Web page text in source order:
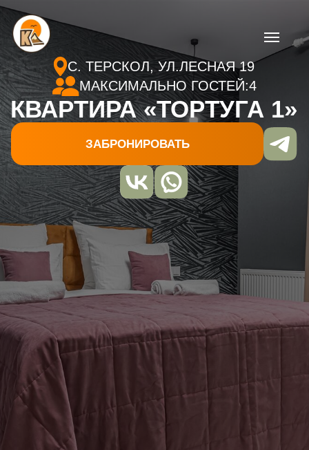
С. ТЕРСКОЛ, УЛ.ЛЕСНАЯ 19
МАКСИМАЛЬНО ГОСТЕЙ:4
КВАРТИРА «ТОРТУГА 1»
ЗАБРОНИРОВАТЬ